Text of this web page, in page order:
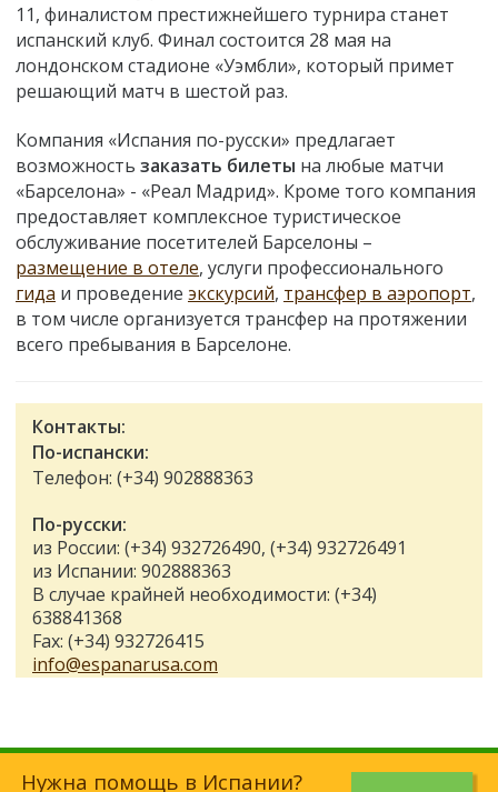
11, финалистом престижнейшего турнира станет
испанский клуб. Финал состоится 28 мая на
лондонском стадионе «Уэмбли», который примет
решающий матч в шестой раз.
Компания «Испания по-русски» предлагает
возможность заказать билеты на любые матчи
«Барселона» - «Реал Мадрид». Кроме того компания
предоставляет комплексное туристическое
обслуживание посетителей Барселоны –
размещение в отеле, услуги профессионального
гида и проведение экскурсий, трансфер в аэропорт,
в том числе организуется трансфер на протяжении
всего пребывания в Барселоне.
Контакты:
По-испански:
Телефон: (+34) 902888363
По-русски:
из России: (+34) 932726490, (+34) 932726491
из Испании: 902888363
В случае крайней необходимости: (+34)
638841368
Fax: (+34) 932726415
info@espanarusa.com
Нужна помощь в Испании?